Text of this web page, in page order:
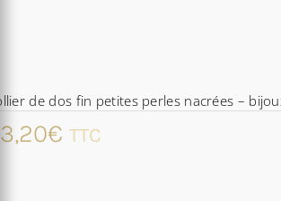
de dos fin petites perles nacrées –
€ TTC